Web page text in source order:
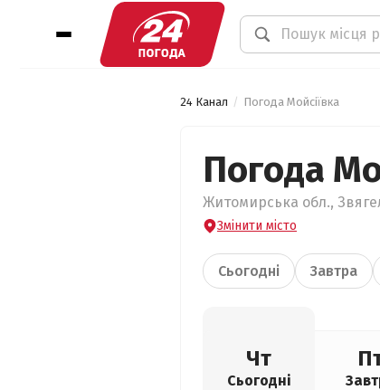
24 Канал Погода Мойсіївка
Погода
Житомирська обл.,
Змінити місто
Сьогодні Завтра
Чт
Сьогодні